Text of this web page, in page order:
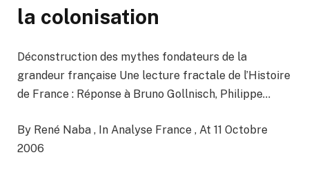
la colonisation
Déconstruction des mythes fondateurs de la
grandeur française Une lecture fractale de l’Histoire
de France : Réponse à Bruno Gollnisch, Philippe…
By René Naba , In Analyse France , At 11 Octobre
2006